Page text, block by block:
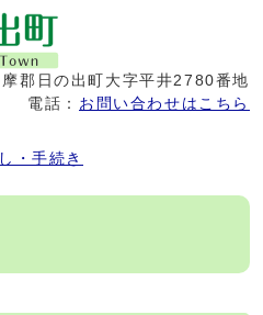
郡日の出町大字平井2780番地
電話： お問い合わせはこちら
・手続き